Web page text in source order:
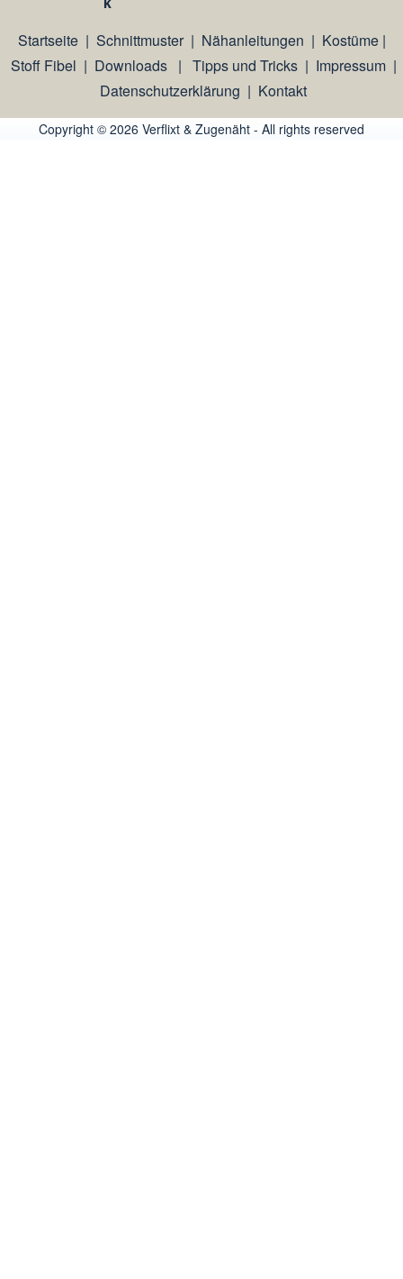
Startseite| Schnittmuster| Nähanleitungen | Kostüme|
Stoff Fibel | Downloads | Tipps und Tricks| Impressum|
Datenschutzerklärung | Kontakt
Copyright © 2026 Verflixt & Zugenäht - All rights reserved